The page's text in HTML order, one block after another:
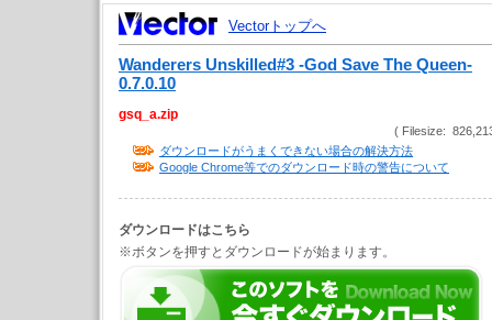
Vectorトップへ
Wanderers Unskilled#3 -God Save The Queen-
0.7.0.10
gsq_a.zip
( Filesize:
ダウンロードがうまくできない場合の解決方法
Google Chrome等でのダウンロード時の警告について
ダウンロードはこちら
※ボタンを押すとダウンロードが始まります。